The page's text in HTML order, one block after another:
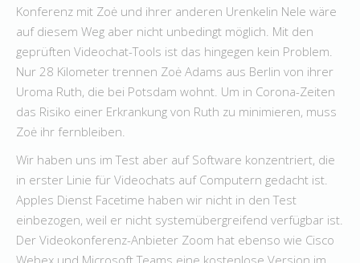
Konferenz mit Zoė und ihrer anderen Urenkelin Nele wäre
auf diesem Weg aber nicht unbe­dingt möglich. Mit den
geprüften Video­chat-Tools ist das hingegen kein Problem.
Nur 28 Kilo­meter trennen Zoė Adams aus Berlin von ihrer
Uroma Ruth, die bei Potsdam wohnt. Um in Corona-Zeiten
das Risiko einer Erkrankung von Ruth zu minimieren, muss
Zoė ihr fern­bleiben.
Wir haben uns im Test aber auf Software konzentriert, die
in erster Linie für Video­chats auf Computern gedacht ist.
Apples Dienst Facetime haben wir nicht in den Test
einbezogen, weil er nicht system­über­greifend verfügbar ist.
Der Videokonferenz-Anbieter Zoom hat ebenso wie Cisco
Webex und Microsoft Teams eine kostenlose Version im